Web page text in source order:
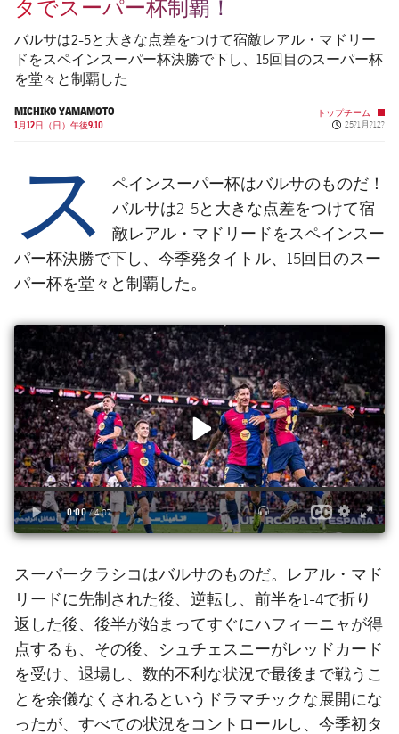
順位表
チケット
結果
順位表
PLUSICON
LABEL.ARIA.PLUS
トップチーム
plusicon
label.aria.plus
スケジュール
チケット
結果
順位表
PLUSICON
LABEL.ARIA.PLUS
スケジュール
チケット
結果
順位表
タでスーパー杯制覇！
バルサは2-5と大きな点差をつけて宿敵レアル・マドリー
ドをスペインスーパー杯決勝で下し、15回目のスーパー杯
を堂々と制覇した
MICHIKO YAMAMOTO
1月12日（日）午後9.10
トップチーム
Published
25?1月?12?
ス
ペインスーパー杯はバルサのものだ！
バルサは2-5と大きな点差をつけて宿
敵レアル・マドリードをスペインスー
パー杯決勝で下し、今季発タイトル、15回目のスー
パー杯を堂々と制覇した。
スーパークラシコはバルサのものだ。レアル・マド
リードに先制された後、逆転し、前半を1-4で折り
返した後、後半が始まってすぐにハフィーニャが得
点するも、その後、シュチェスニーがレッドカード
を受け、退場し、数的不利な状況で最後まで戦うこ
とを余儀なくされるというドラマチックな展開にな
ったが、すべての状況をコントロールし、今季初タ